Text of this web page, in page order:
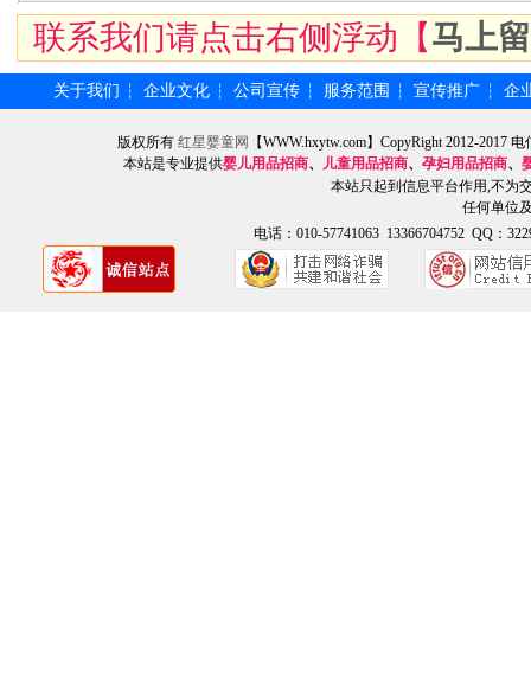
联系我们请点击右侧浮动【马上
关于我们 ┆ 企业文化 ┆ 公司宣传 ┆ 服务范围 ┆ 宣传推广 ┆ 企
版权所有 红星婴童网
【WWW.hxytw.com】CopyRight 2012-2017
本站是专业提供婴儿用品招商、 儿童用品招商、 孕妇用品招商、
本站只起到信息平台作用,不为
任何单位
电话：010-57741063 13366704752 QQ：